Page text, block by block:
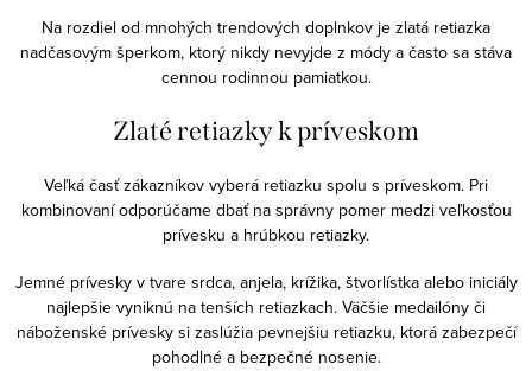
Na rozdiel od mnohých trendových doplnkov je zlatá retiazka
nadčasovým šperkom, ktorý nikdy nevyjde z módy a často sa stáva
cennou rodinnou pamiatkou.
Zlaté retiazky k príveskom
Veľká časť zákazníkov vyberá retiazku spolu s príveskom. Pri
kombinovaní odporúčame dbať na správny pomer medzi veľkosťou
prívesku a hrúbkou retiazky.
Jemné prívesky v tvare srdca, anjela, krížika, štvorlístka alebo iniciály
najlepšie vyniknú na tenších retiazkach. Väčšie medailóny či
náboženské prívesky si zaslúžia pevnejšiu retiazku, ktorá zabezpečí
pohodlné a bezpečné nosenie.